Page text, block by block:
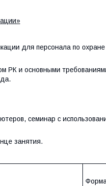
для персонала по
РК и основными
семинар с
занятия.